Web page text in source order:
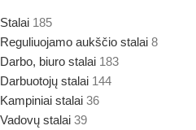
Stalai 185
Reguliuojamo aukščio stalai 8
Darbo, biuro stalai 183
Darbuotojų stalai 144
Kampiniai stalai 36
Vadovų stalai 39